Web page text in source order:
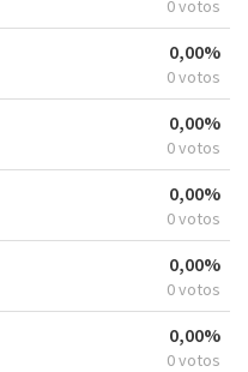
0 votos
0,00%
0 votos
0,00%
0 votos
0,00%
0 votos
0,00%
0 votos
0,00%
0 votos